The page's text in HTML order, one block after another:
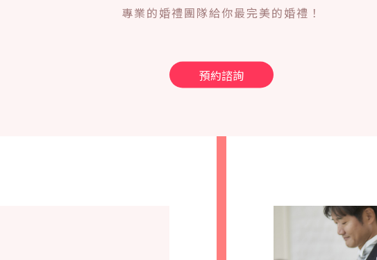
專業的婚禮團隊給你最完美的婚禮！
預約諮詢